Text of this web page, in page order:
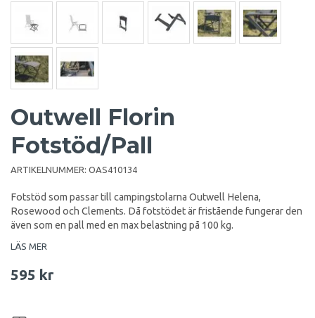
Outwell Florin
Fotstöd/Pall
ARTIKELNUMMER: OAS410134
Fotstöd som passar till campingstolarna Outwell Helena,
Rosewood och Clements. Då fotstödet är fristående fungerar den
även som en pall med en max belastning på 100 kg.
LÄS MER
595 kr